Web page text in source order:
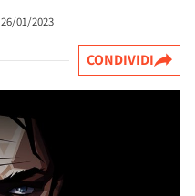
26/01/2023
CONDIVIDI